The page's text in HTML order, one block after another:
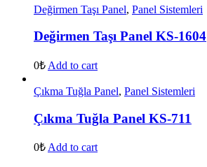
Değirmen Taşı Panel, Panel Sistemleri
Değirmen Taşı Panel KS-1604
0₺ Add to cart
Çıkma Tuğla Panel, Panel Sistemleri
Çıkma Tuğla Panel KS-711
0₺Add to cart